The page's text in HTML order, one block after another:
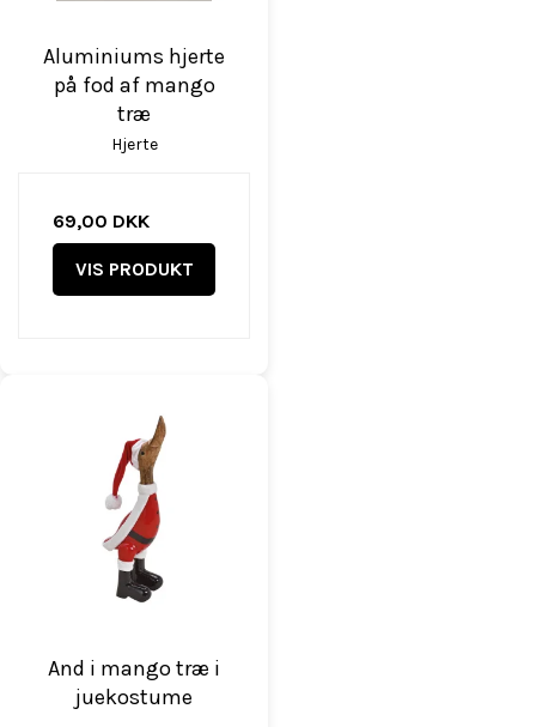
Aluminiums hjerte
på fod af mango
træ
Hjerte
69,00 DKK
VIS PRODUKT
And i mango træ i
juekostume